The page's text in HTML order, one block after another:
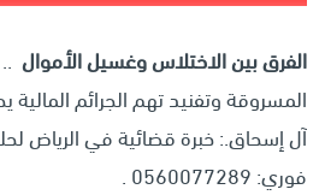
الفرق بين الاختلاس وغسيل الأموال
المسروقة وتفنيد تهم الجرائم المالية
آل إسحاق.: خبرة قضائية في الرياض
فوري: 0560077289 .